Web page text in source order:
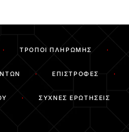
ΤΡΌΠΟΙ ΠΛΗΡΩΜΉΣ
ΕΠΙΣΤΡΟΦΈΣ
ΣΥΧΝΈΣ ΕΡΩΤΉΣΕΙΣ